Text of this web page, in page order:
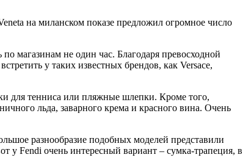
на миланском показе предложил огромное число
магазинам не один час. Благодаря превосходной
у таких известных брендов, как Versace,
для тенниса или пляжные шлепки. Кроме того,
льда, заварного крема и красного вина. Очень
разнообразие подобных моделей представили
у Fendi очень интересный вариант – сумка-трапеция, в